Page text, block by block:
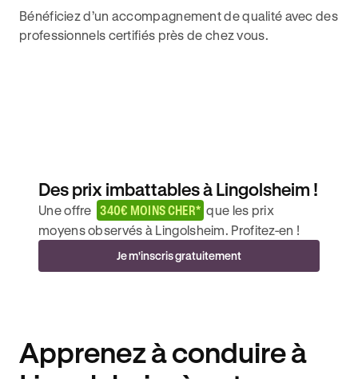
Bénéficiez d’un accompagnement de qualité avec des
professionnels certifiés près de chez vous.
Des prix imbattables à Lingolsheim !
Une offre 340€ MOINS CHER* que les prix
moyens observés à Lingolsheim. Profitez-en !
Je m'inscris gratuitement
Apprenez à conduire à